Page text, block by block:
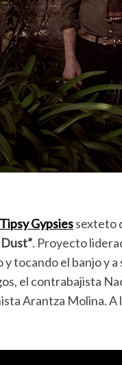
Gypsiessexteto
. Proyecto
tocando el banjo y
el contrabajista
Arantza Molina.